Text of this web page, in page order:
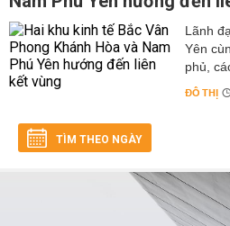
Lãnh
Yên
phủ,
ĐÔ THỊ
TÌM THEO NGÀY